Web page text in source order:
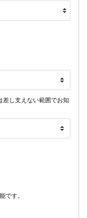
し支えない範囲でお知
です。